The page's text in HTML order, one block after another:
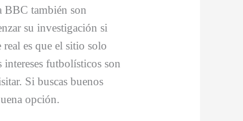
BBC también son
su investigación si
es que el sitio solo
futbolísticos son
Si buscas buenos
opción.